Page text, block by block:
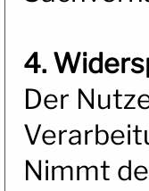
4.
Der
Nimmt